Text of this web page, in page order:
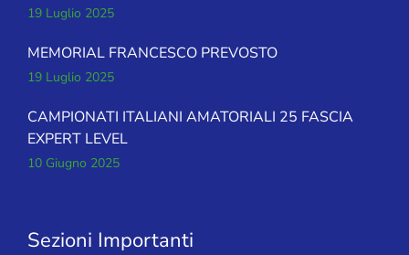
19 Luglio 2025
MEMORIAL FRANCESCO PREVOSTO
19 Luglio 2025
CAMPIONATI ITALIANI AMATORIALI 25 FASCIA
EXPERT LEVEL
10 Giugno 2025
Sezioni Importanti